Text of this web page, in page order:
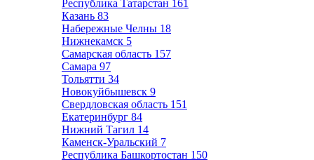
Республика Татарстан 161
Казань 83
Набережные Челны 18
Нижнекамск 5
Самарская область 157
Самара 97
Тольятти 34
Новокуйбышевск 9
Свердловская область 151
Екатеринбург 84
Нижний Тагил 14
Каменск-Уральский 7
Республика Башкортостан 150